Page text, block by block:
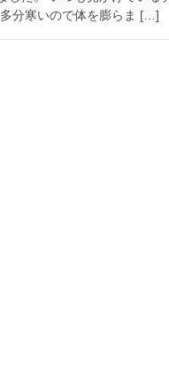
分寒いので体を膨らま […]